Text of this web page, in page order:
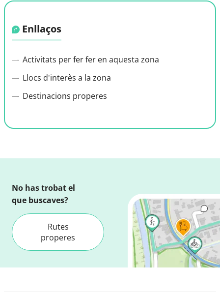
Enllaços
Activitats per fer fer en aquesta zona
Llocs d'interès a la zona
Destinacions properes
No has trobat el
que buscaves?
Rutes
properes